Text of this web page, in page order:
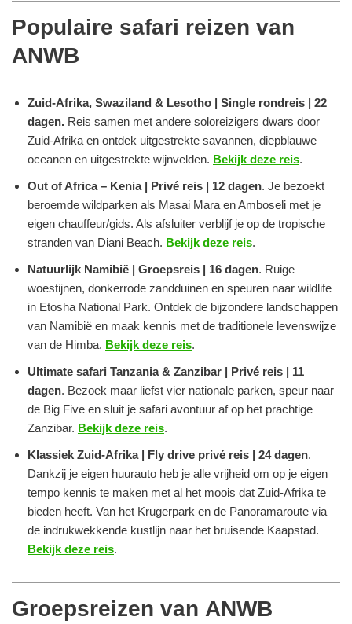
Populaire safari reizen van
ANWB
Zuid-Afrika, Swaziland & Lesotho | Single rondreis | 22
dagen. Reis samen met andere soloreizigers dwars door
Zuid-Afrika en ontdek uitgestrekte savannen, diepblauwe
oceanen en uitgestrekte wijnvelden. Bekijk deze reis.
Out of Africa – Kenia | Privé reis | 12 dagen. Je bezoekt
beroemde wildparken als Masai Mara en Amboseli met je
eigen chauffeur/gids. Als afsluiter verblijf je op de tropische
stranden van Diani Beach. Bekijk deze reis.
Natuurlijk Namibië | Groepsreis | 16 dagen. Ruige
woestijnen, donkerrode zandduinen en speuren naar wildlife
in Etosha National Park. Ontdek de bijzondere landschappen
van Namibië en maak kennis met de traditionele levenswijze
van de Himba. Bekijk deze reis.
Ultimate safari Tanzania & Zanzibar | Privé reis | 11
dagen. Bezoek maar liefst vier nationale parken, speur naar
de Big Five en sluit je safari avontuur af op het prachtige
Zanzibar. Bekijk deze reis.
Klassiek Zuid-Afrika | Fly drive privé reis | 24 dagen.
Dankzij je eigen huurauto heb je alle vrijheid om op je eigen
tempo kennis te maken met al het moois dat Zuid-Afrika te
bieden heeft. Van het Krugerpark en de Panoramaroute via
de indrukwekkende kustlijn naar het bruisende Kaapstad.
Bekijk deze reis.
Groepsreizen van ANWB